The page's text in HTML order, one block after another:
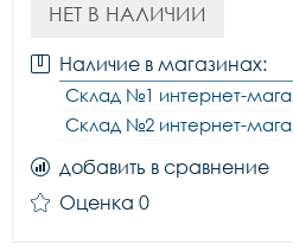
НЕТ В НАЛИЧИИ
Наличие в магазинах:
Склад №1 интернет-
Склад №2 интернет-
добавить в сравнение
Оценка 0